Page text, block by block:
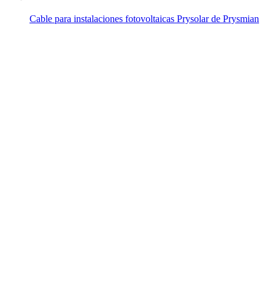
Cable para instalaciones fotovoltaicas Prysolar de Prysmian